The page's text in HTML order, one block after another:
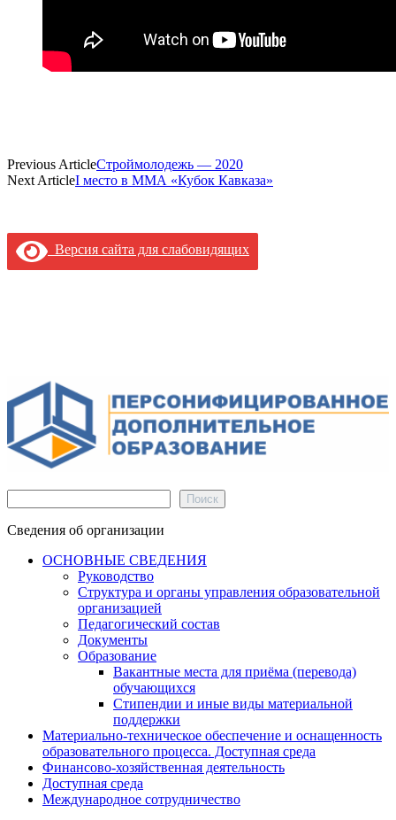
Previous ArticleСтроймолодежь — 2020
Next ArticleI место в ММА «Кубок Кавказа»
Версия сайта для слабовидящих
Поиск
Сведения об организации
ОСНОВНЫЕ СВЕДЕНИЯ
Руководство
Структура и органы управления образовательной
организацией
Педагогический состав
Документы
Образование
Вакантные места для приёма (перевода)
обучающихся
Стипендии и иные виды материальной
поддержки
Материально-техническое обеспечение и оснащенность
образовательного процесса. Доступная среда
Финансово-хозяйственная деятельность
Доступная среда
Международное сотрудничество